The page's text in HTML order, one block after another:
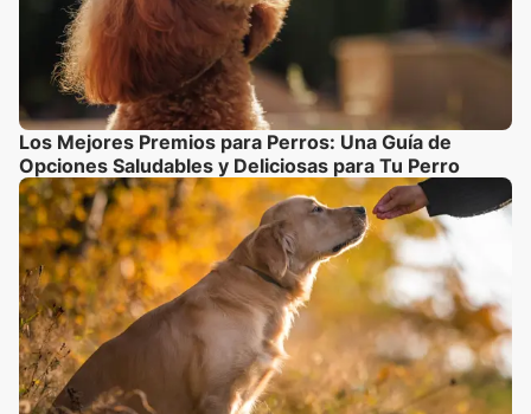
Los Mejores Premios para Perros: Una Guía de
Opciones Saludables y Deliciosas para Tu Perro